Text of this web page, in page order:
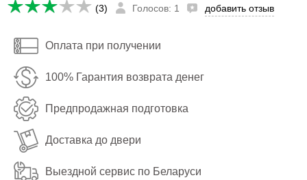
(3) Голосов: 1 добавить отзыв
Оплата при получении
100% Гарантия возврата денег
Предпродажная подготовка
Доставка до двери
Выездной сервис по Беларуси
Я даю согласие на обработку персональных данных